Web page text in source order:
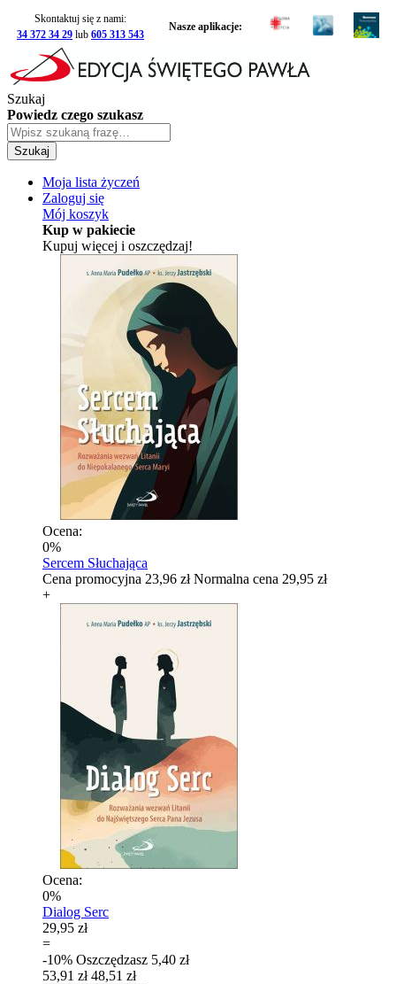
Skontaktuj się z nami:
34 372 34 29 lub 605 313 543
Nasze aplikacje:
Szukaj
Powiedz czego szukasz
Szukaj
Moja lista życzeń
Zaloguj się
Mój koszyk
Kup w pakiecie
Kupuj więcej i oszczędzaj!
Ocena:
0%
Sercem Słuchająca
Cena promocyjna 23,96 zł Normalna cena 29,95 zł
+
Ocena:
0%
Dialog Serc
29,95 zł
=
-10% Oszczędzasz 5,40 zł
53,91 zł 48,51 zł